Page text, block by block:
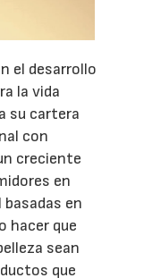
el desarrollo
la vida
su cartera
con
creciente
en
basadas en
hacer que
sean
que